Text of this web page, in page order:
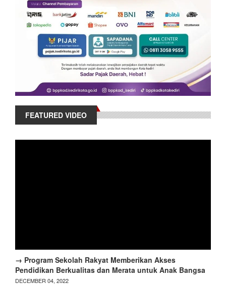
FEATURED VIDEO
→ Program Sekolah Rakyat Memberikan Akses
Pendidikan Berkualitas dan Merata untuk Anak Bangsa
DECEMBER 04, 2022